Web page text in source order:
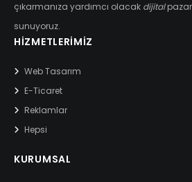
çıkarmanıza yardımcı olacak dijital
sunuyoruz.
HIZMETLERIMIZ
Web Tasarım
E-Ticaret
Reklamlar
Hepsi
KURUMSAL